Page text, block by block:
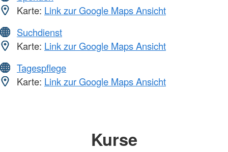
Karte: Link zur Google Maps Ansicht
Suchdienst
Karte: Link zur Google Maps Ansicht
Tagespflege
Karte: Link zur Google Maps Ansicht
Kurse